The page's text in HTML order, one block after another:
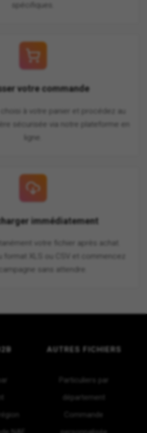
spécifiques.
votre commande
à votre panier et procédez au
sécurisée via notre plateforme en
ligne.
immédiatement
votre fichier après achat.
format XLS ou CSV et commencez
sans attendre.
AUTRES FICHIERS
Particuliers par
département
Commande